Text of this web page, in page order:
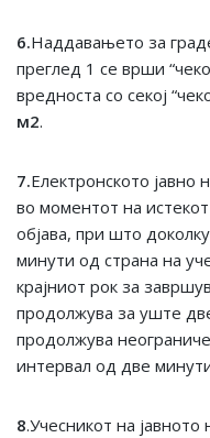
6.Наддавањето за
преглед 1 се врши
вредноста со секој
м2.
7.Електронското
во моментот на
објава, при што
минути од страна на
крајниот рок за
продолжува за уште
продолжува
интервал од две
8.Учесникот на